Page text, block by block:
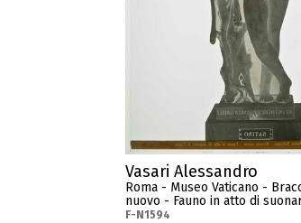
Vasari Alessandro
Roma - Museo Vaticano -
nuovo - Fauno in atto di
F-N1594